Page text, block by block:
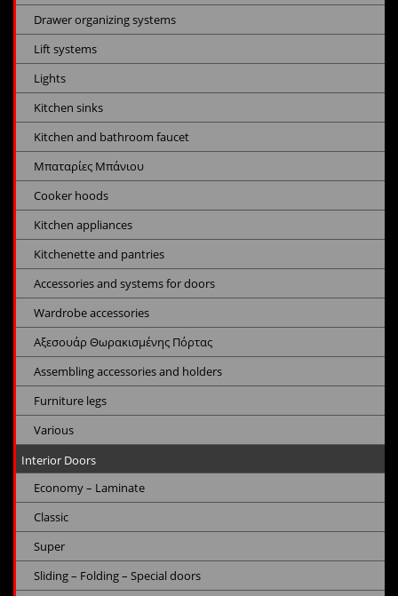
Drawer organizing systems
Lift systems
Lights
Kitchen sinks
Kitchen and bathroom faucet
Μπαταρίες Μπάνιου
Cooker hoods
Kitchen appliances
Kitchenette and pantries
Accessories and systems for doors
Wardrobe accessories
Αξεσουάρ Θωρακισμένης Πόρτας
Assembling accessories and holders
Furniture legs
Various
Interior Doors
Economy – Laminate
Classic
Super
Sliding – Folding – Special doors